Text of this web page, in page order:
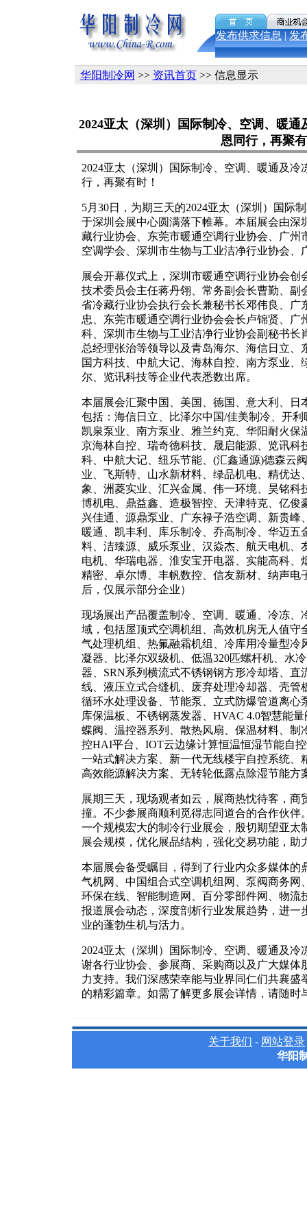
发布供求信息 | 发
华阳制冷网 >> 资讯首页>> 信息显示
2024亚太（深圳）国际制冷、空调、暖
恩同行，再聚
2024亚太（深圳）国际制冷、空调、暖通及
行，再聚有时！
5月30日，为期三天的2024亚太（深圳）国际
于深圳会展中心圆满落下帷幕。本届展会由深
藏行业协会、东莞市暖通空调行业协会、广州
空调学会、深圳市生物与工业洁净行业协会、
展会开幕仪式上，深圳市暖通空调行业协会创
技术委员会主任蒋丹翎、常务副会长曹勤、副
省冷藏行业协会执行会长兼秘书长邓伟良、广
忠、东莞市暖通空调行业协会会长卢锦贤、广
科、深圳市生物与工业洁净行业协会副秘书
总经理张治等领导以及青岛海尔、海信日立、
国方科技、中航大记、海林自控、南方泵业、
尔、览讯科技等企业代表悉数出席。
本届展会汇聚中国、美国、德国、意大利、日
包括：海信日立、比泽尔中国/佳美制冷、开
凯泉泵业、南方泵业、雅兰约克、华阳耐火保
京海林自控、瑞奇德科技、晟启能源、览讯科
科、中航大记、纽乐节能、(汇鑫通源)德森云
业、飞斯特、山水新材料、绿品机电、精优达
象、洲菱实业、汇兴金属、伟一环境、昊铭科
博机电、鼎益鑫、造极智控、天津特克、亿俊
兴佳通、源鼎泵业、广东禄子浩空调、新贵峰
暖通、凯丰利、库乐制冷、乔高制冷、华迈五
料、洁臻源、威乐泵业、汉焱杰、航天电机、
电机、华瑞电器、淮安宝开电器、实能高科、
精密、卓尔博、丰帆数控、信友新材、纳声电
后，仅展示部分企业）
现场展出产品覆盖制冷、空调、暖通、冷冻、
域，包括屋顶式空调机组、高效机房无人值守
气处理机组、热氟融霜机组、冷库用冷量型冷
凝器、比泽尔双级机、低温320匹螺杆机、水
器、SRN系列横流式不锈钢钢方形冷却塔、直
线、液压立式合缝机、废弃处理冷却器、壳管
循环水处理设备、节能泵、立式防爆管道离心
库保温板、不锈钢蒸发器、HVAC 4.0智慧能
蝶阀、温控器系列、散热风扇、保温材料、制
控HAI平台、IOT云边缘计算恒温恒湿节能自
一站式解决方案、新一代无线楼宇自控系统、
高效能源解决方案、无转轮低露点除湿节能方
展期三天，现场观者如云，展商热忱待客，商
撞。不少参展商顺利觅得志同道合的合作伙伴
一个规模宏大的制冷行业展会，殷切期望亚太
展会规模，优化展品结构，强化交易功能，助
本届展会备受瞩目，得到了行业内众多媒体的
气机网、中国组合式空调机组网、泵阀商务网
环保在线、智能制造网、百分零部件网、物流
报道展会动态，深度剖析行业发展趋势，进一
业的蓬勃生机与活力。
2024亚太（深圳）国际制冷、空调、暖通及
谢各行业协会、参展商、采购商以及广大媒体
力支持。我们深感荣幸能与业界同仁们共襄盛
的精彩篇章。如需了解更多展会详情，请随时
关于我们 - 网站登录
华阳